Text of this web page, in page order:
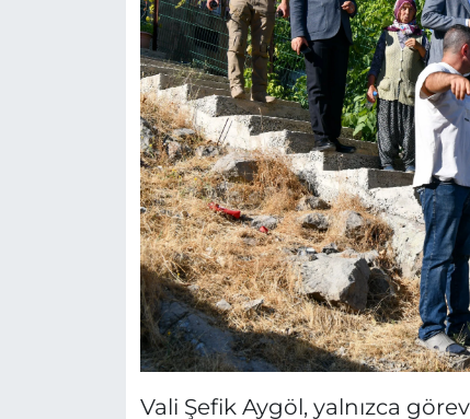
Vali Şefik Aygöl, yalnızca